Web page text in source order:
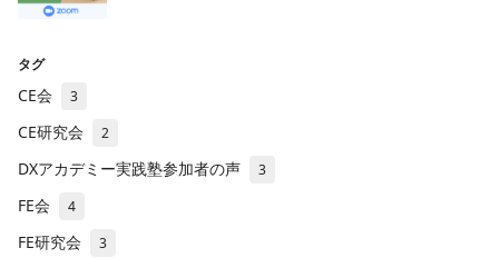
タグ
CE会 3
CE研究会 2
DXアカデミー実践塾参加者の声 3
FE会 4
FE研究会 3